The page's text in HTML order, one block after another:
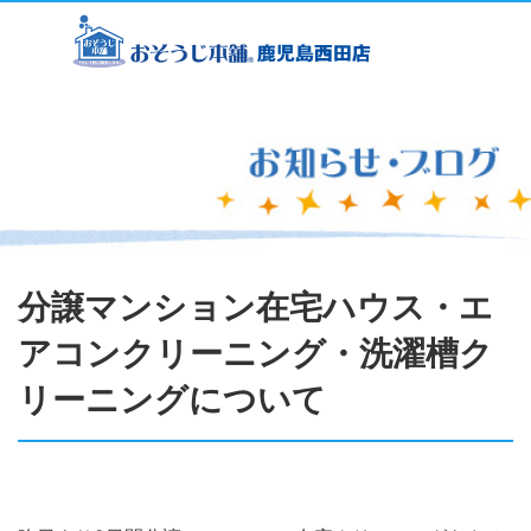
分譲マンション在宅ハウス・エ
アコンクリーニング・洗濯槽ク
リーニングについて